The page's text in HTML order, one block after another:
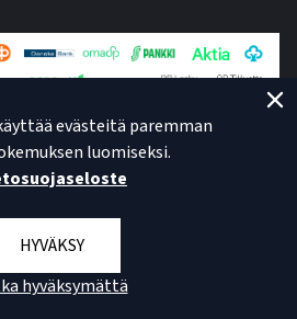
evästeitä paremman
luomiseksi.
HYVÄKSY
hyväksymättä